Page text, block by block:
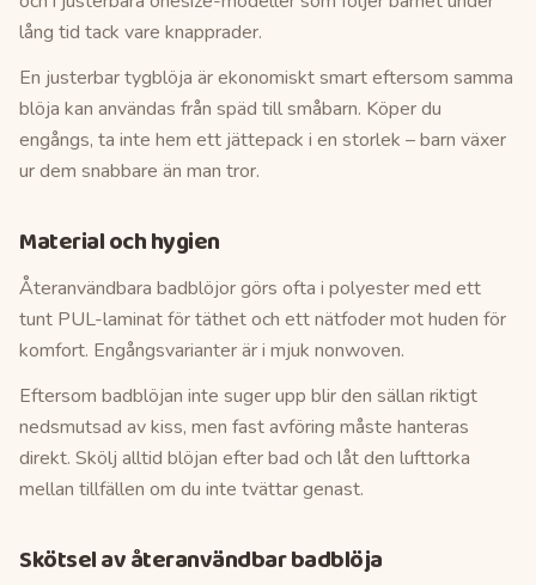
lång tid tack vare knapprader.
En justerbar tygblöja är ekonomiskt smart eftersom samma
blöja kan användas från späd till småbarn. Köper du
engångs, ta inte hem ett jättepack i en storlek – barn växer
ur dem snabbare än man tror.
Material och hygien
Återanvändbara badblöjor görs ofta i polyester med ett
tunt PUL-laminat för täthet och ett nätfoder mot huden för
komfort. Engångsvarianter är i mjuk nonwoven.
Eftersom badblöjan inte suger upp blir den sällan riktigt
nedsmutsad av kiss, men fast avföring måste hanteras
direkt. Skölj alltid blöjan efter bad och låt den lufttorka
mellan tillfällen om du inte tvättar genast.
Skötsel av återanvändbar badblöja